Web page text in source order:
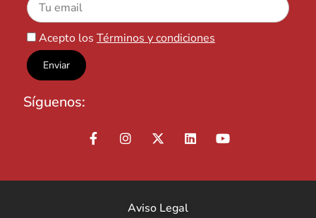
Acepto los Términos y condiciones
Síguenos:
Aviso Legal